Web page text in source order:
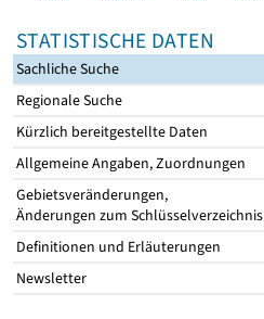
STATISTISCHE DATEN
Sachliche Suche
Regionale Suche
Kürzlich bereitgestellte Daten
Allgemeine Angaben, Zuordnungen
Gebietsveränderungen,
Änderungen zum Schlüsselverzeichnis
Definitionen und Erläuterungen
Newsletter